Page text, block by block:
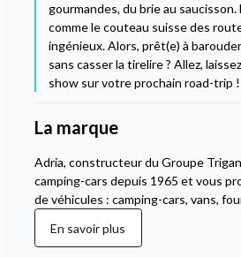
gourmandes, du brie au
comme le couteau suisse des
ingénieux. Alors, prêt(e) à
sans casser la tirelire ? Allez,
show sur votre prochain road-trip !
La marque
Adria, constructeur du Groupe
camping-cars depuis 1965 et vous
de véhicules : camping-cars, vans,
En savoir plus